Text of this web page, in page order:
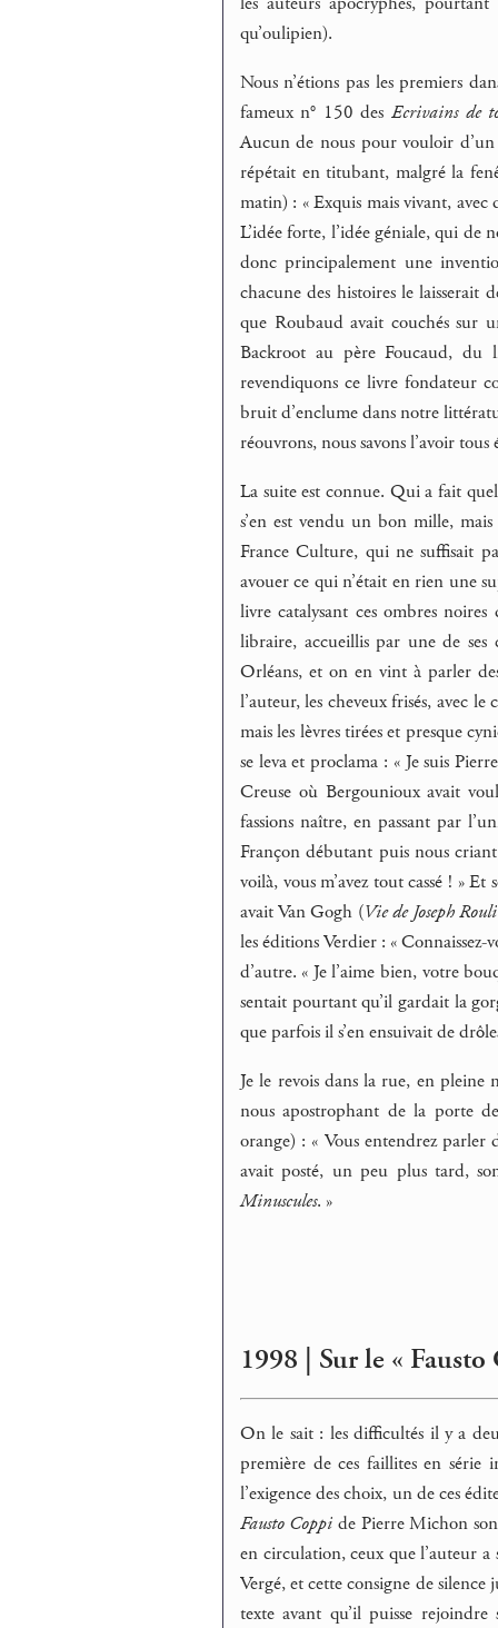
qu’oulipien).
Nous n’étions pas les premiers
fameux n° 150 des Ecrivains de
Aucun de nous pour vouloir d’un
répétait en titubant, malgré la
matin) : « Exquis mais vivant, avec
L’idée forte, l’idée géniale, qui de
donc principalement une
chacune des histoires le
que Roubaud avait couchés sur
Backroot au père Foucaud, du
revendiquons ce livre fondateur
bruit d’enclume dans notre
réouvrons, nous savons l’avoir
La suite est connue. Qui a fait
s’en est vendu un bon mille,
France Culture, qui ne suffisait
avouer ce qui n’était en rien une
livre catalysant ces ombres
libraire, accueillis par une de
Orléans, et on en vint à parler
l’auteur, les cheveux frisés, avec
mais les lèvres tirées et presque
se leva et proclama : « Je suis
Creuse où Bergounioux avait
fassions naître, en passant par
Françon débutant puis nous
voilà, vous m’avez tout cassé ! »
avait Van Gogh (Vie de Joseph
les éditions Verdier : «
d’autre. « Je l’aime bien, votre
sentait pourtant qu’il gardait la
que parfois il s’en ensuivait de
Je le revois dans la rue, en
nous apostrophant de la porte
orange) : « Vous entendrez
avait posté, un peu plus tard,
Minuscules. »
1998 | Sur le «
On le sait : les difficultés il y a
première de ces faillites en série
l’exigence des choix, un de ces
Fausto Coppi de Pierre Michon
en circulation, ceux que l’auteur
Vergé, et cette consigne de silence
texte avant qu’il puisse